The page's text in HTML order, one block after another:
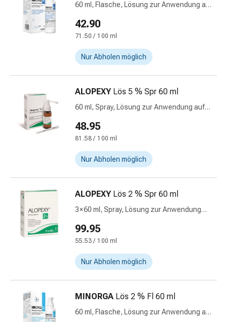
Stimmungsschwankungen
Schlafstörungen
Rhonchopathie
(Schnarchen)
Atemwege
Infektionen
Windpocken
Stoffwechsel
Osteoporose
Insektenschutz
-
mittel
Mücken-
Zeckenschutz
Zeckenpinzette
Anti-
Wurmmittel
Rezeptpflichtige
Arzneimittel
Arzneimittel
60 ml, Flasche, Lösung zur Anwendung auf
42.90
71.50 / 100 ml
Nur Abholen möglich
ALOPEXY Lös 5 % Spr 60 ml
60 ml, Spray, Lösung zur Anwendung auf
48.95
81.58 / 100 ml
Nur Abholen möglich
ALOPEXY Lös 2 % Spr 60 ml
3 × 60 ml, Spray, Lösung zur Anwendung
99.95
55.53 / 100 ml
Nur Abholen möglich
MINORGA Lös 2 % Fl 60 ml
60 ml, Flasche, Lösung zur Anwendung auf